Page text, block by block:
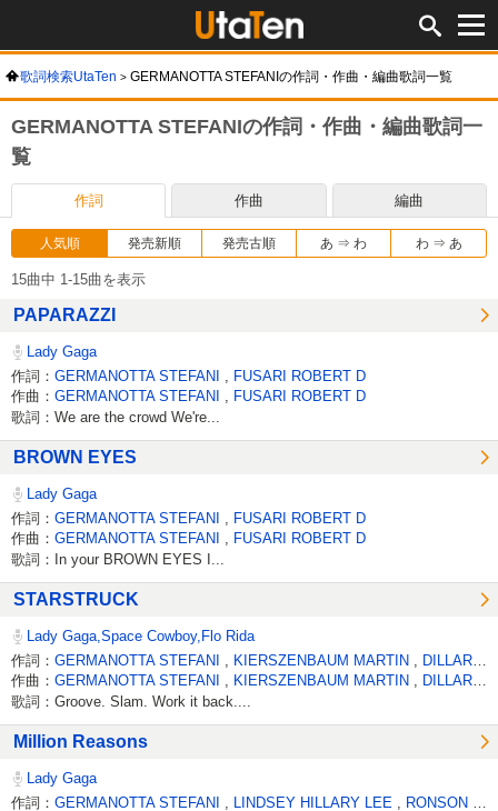
歌詞検索UtaTen GERMANOTTA STEFANIの作詞・作曲・編曲歌詞一覧
GERMANOTTA STEFANIの作詞・作曲・編曲歌詞一
覧
作詞 作曲 編曲
人気順 発売新順 発売古順 あ ⇒ わ わ ⇒ あ
15曲中 1-15曲を表示
PAPARAZZI
Lady Gaga
作詞： GERMANOTTA STEFANI
FUSARI ROBERT D
作曲： GERMANOTTA STEFANI FUSARI ROBERT D
歌詞：We are the crowd We're...
BROWN EYES
Lady Gaga
作詞： GERMANOTTA STEFANI
FUSARI ROBERT D
作曲： GERMANOTTA STEFANI FUSARI ROBERT D
歌詞：In your BROWN EYES I...
STARSTRUCK
Lady Gaga,Space Cowboy,Flo Rida
作詞： GERMANOTTA STEFANI KIERSZENBAUM MARTIN
DILLARD TRAMAR
作曲： GERMANOTTA STEFANI KIERSZENBAUM MARTIN DILLARD TRAMAR
歌詞：Groove. Slam. Work it back....
Million Reasons
Lady Gaga
作詞： GERMANOTTA STEFANI LINDSEY HILLARY LEE
RONSON MARK D